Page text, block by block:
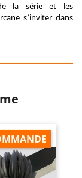
la série et les
s’inviter dans